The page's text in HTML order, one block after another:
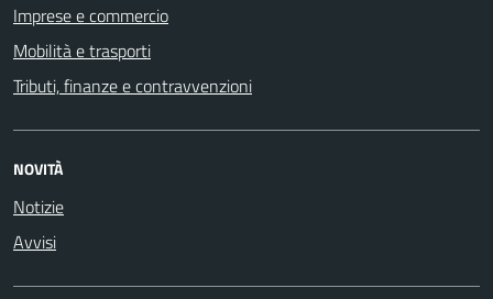
Imprese e commercio
Mobilità e trasporti
Tributi, finanze e contravvenzioni
NOVITÀ
Notizie
Avvisi